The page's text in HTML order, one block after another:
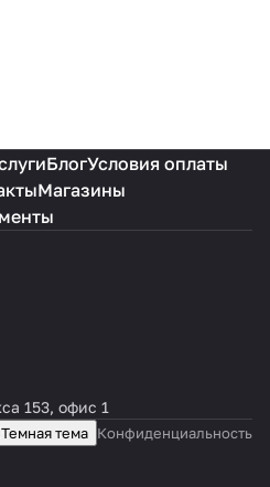
БлогУсловия оплаты
Магазины
153, офис 1
Темная тема Конфиденциальность